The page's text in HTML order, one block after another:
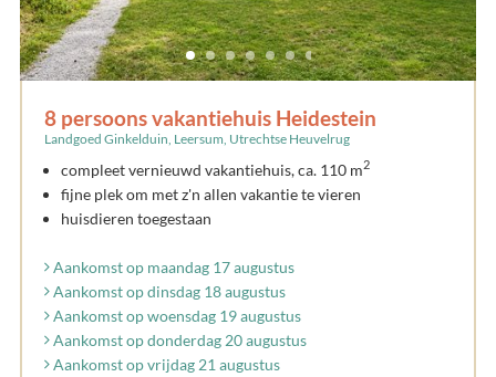
8 persoons vakantiehuis Heidestein
Landgoed Ginkelduin, Leersum, Utrechtse Heuvelrug
compleet vernieuwd vakantiehuis, ca. 110 m2
fijne plek om met z'n allen vakantie te vieren
huisdieren toegestaan
Aankomst op maandag 17 augustus
Aankomst op dinsdag 18 augustus
Aankomst op woensdag 19 augustus
Aankomst op donderdag 20 augustus
Aankomst op vrijdag 21 augustus